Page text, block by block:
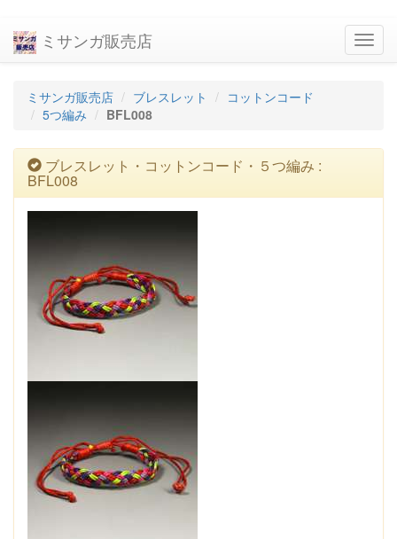
ミサンガ販売店
ミサンガ販売店 ブレスレット
コットンコード
5つ編み
BFL008
ブレスレット・コットンコード・５つ編み :
BFL008